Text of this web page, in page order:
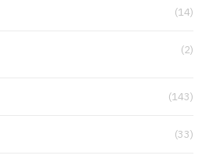
(14)
(2)
(143)
(33)